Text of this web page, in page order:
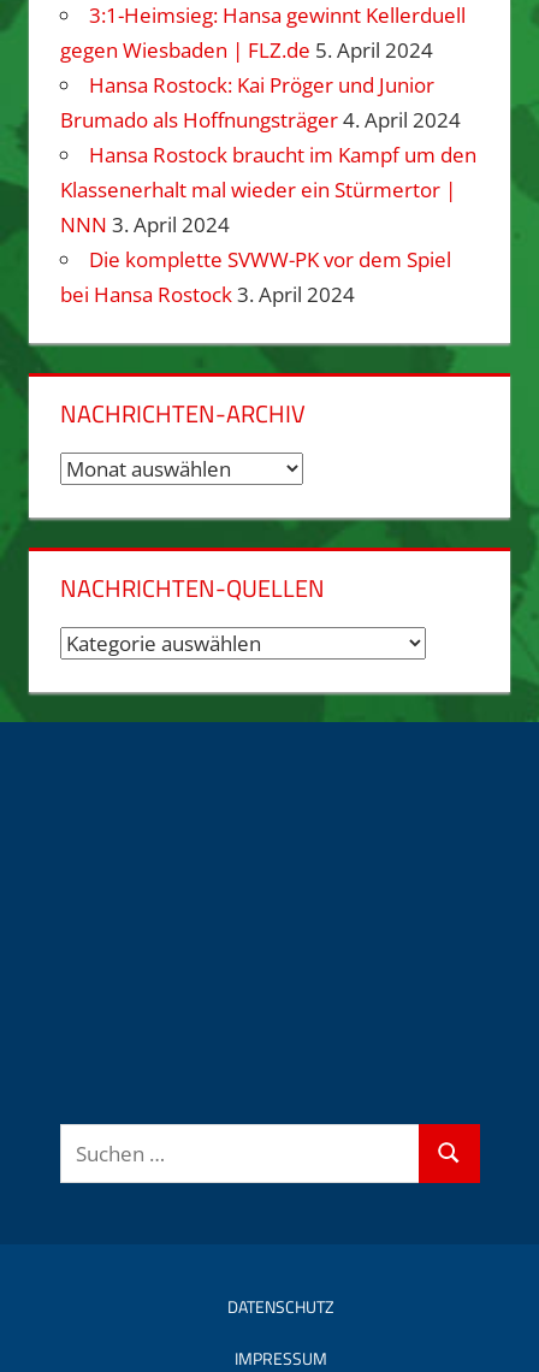
3:1-Heimsieg: Hansa gewinnt Kellerduell
gegen Wiesbaden | FLZ.de 5. April 2024
Hansa Rostock: Kai Pröger und Junior
Brumado als Hoffnungsträger4. April 2024
Hansa Rostock braucht im Kampf um den
Klassenerhalt mal wieder ein Stürmertor |
NNN 3. April 2024
Die komplette SVWW-PK vor dem Spiel
bei Hansa Rostock3. April 2024
NACHRICHTEN-ARCHIV
Nachrichten-
NACHRICHTEN-QUELLEN
Nachrichten-
Suchen
nach:
Suchen
DATENSCHUTZ
IMPRESSUM